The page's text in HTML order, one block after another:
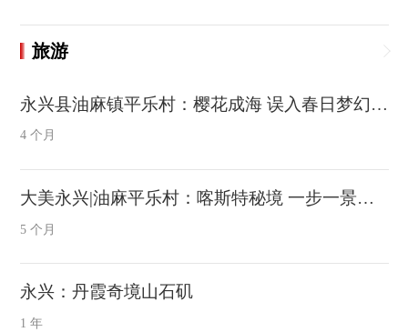
旅游
永兴县油麻镇平乐村：樱花成海 误入春日梦幻秘境
4 个月
大美永兴|油麻平乐村：喀斯特秘境 一步一景皆天工
5 个月
永兴：丹霞奇境山石矶
1 年